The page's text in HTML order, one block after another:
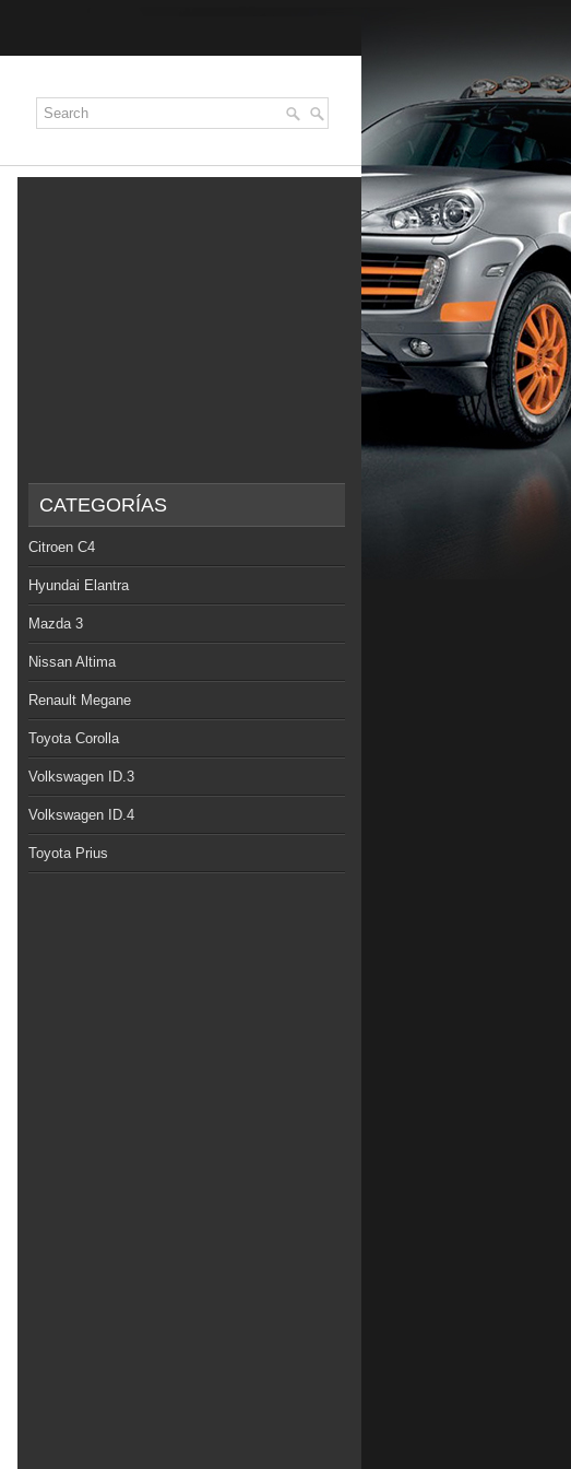
CATEGORÍAS
Citroen C4
Hyundai Elantra
Mazda 3
Nissan Altima
Renault Megane
Toyota Corolla
Volkswagen ID.3
Volkswagen ID.4
Toyota Prius